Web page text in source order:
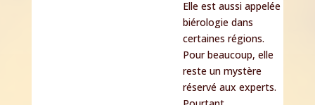
Elle est aussi appelée
biérologie dans
certaines régions.
Pour beaucoup, elle
reste un mystère
réservé aux experts.